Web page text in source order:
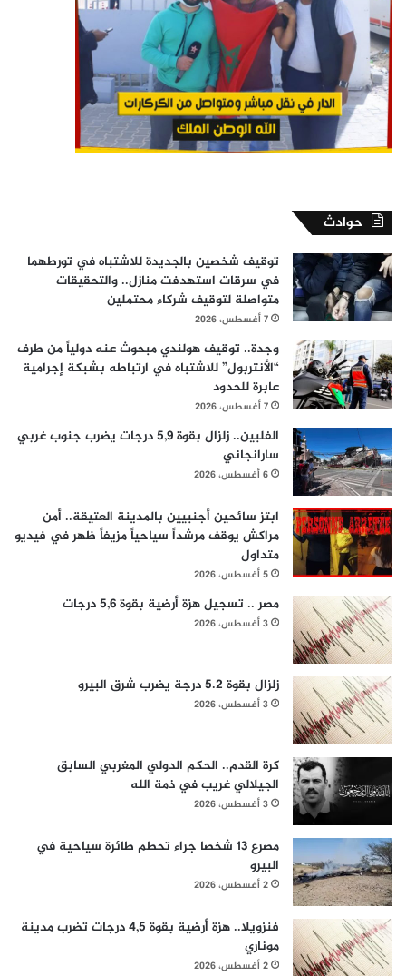
حوادث
توقيف شخصين بالجديدة للاشتباه في تورطهما
في سرقات استهدفت منازل.. والتحقيقات
متواصلة لتوقيف شركاء محتملين
7 أغسطس، 2026
وجدة.. توقيف هولندي مبحوث عنه دولياً من طرف
“الأنتربول” للاشتباه في ارتباطه بشبكة إجرامية
عابرة للحدود
7 أغسطس، 2026
الفلبين.. زلزال بقوة 5,9 درجات يضرب جنوب غربي
سارانجاني
6 أغسطس، 2026
ابتز سائحين أجنبيين بالمدينة العتيقة.. أمن
مراكش يوقف مرشداً سياحياً مزيفاً ظهر في فيديو
متداول
5 أغسطس، 2026
مصر .. تسجيل هزة أرضية بقوة 5,6 درجات
3 أغسطس، 2026
زلزال بقوة 5.2 درجة يضرب شرق البيرو
3 أغسطس، 2026
كرة القدم.. الحكم الدولي المغربي السابق
الجيلالي غريب في ذمة الله
3 أغسطس، 2026
مصرع 13 شخصا جراء تحطم طائرة سياحية في
البيرو
2 أغسطس، 2026
فنزويلا.. هزة أرضية بقوة 4,5 درجات تضرب مدينة
موناري
2 أغسطس، 2026